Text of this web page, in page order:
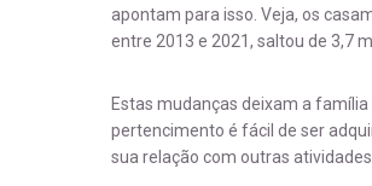
apontam para isso. Veja, os
entre 2013 e 2021, saltou de 3,7
Estas mudanças deixam a
pertencimento é fácil de ser
sua relação com outras